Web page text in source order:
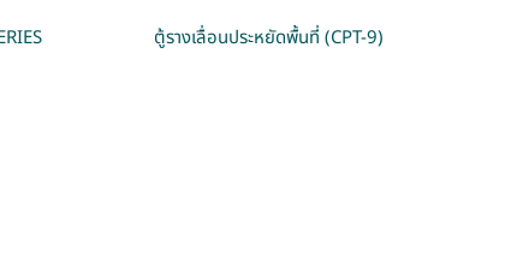
ตู้รางเลื่อนประหยัดพื้นที่ (CPT-9)